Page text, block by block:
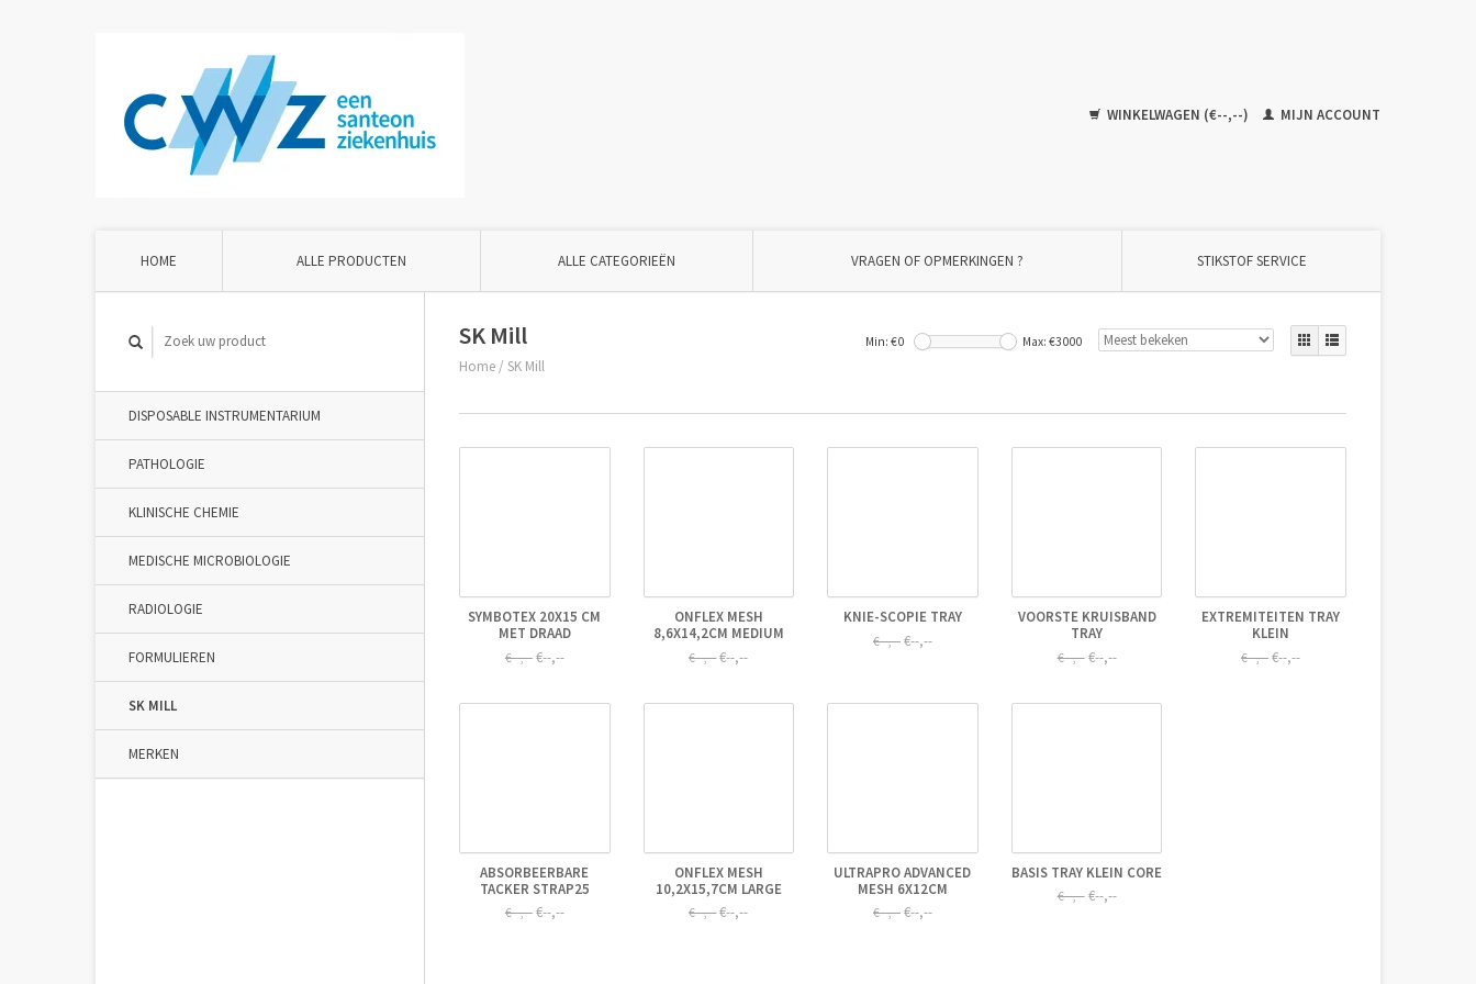
WINKELWAGEN (€--,--) MIJN ACCOUNT
HOME ALLE PRODUCTEN ALLE CATEGORIEËN VRAGEN OF OPMERKINGEN ? STIKSTOF SERVICE
DISPOSABLE INSTRUMENTARIUM
PATHOLOGIE
KLINISCHE CHEMIE
MEDISCHE MICROBIOLOGIE
RADIOLOGIE
FORMULIEREN
SK MILL
MERKEN
SK Mill
Home / SK Mill
Min: €0 Max: €3000
SYMBOTEX 20X15 CM
MET DRAAD
€--,--€--,--
ONFLEX MESH
8,6X14,2CM MEDIUM
€--,--€--,--
KNIE-SCOPIE TRAY
€--,--€--,--
VOORSTE KRUISBAND
TRAY
€--,--€--,--
EXTREMITEITEN TRAY
KLEIN
€--,-- €--,--
ABSORBEERBARE
TACKER STRAP25
€--,--€--,--
ONFLEX MESH
10,2X15,7CM LARGE
€--,--€--,--
ULTRAPRO ADVANCED
MESH 6X12CM
€--,--€--,--
BASIS TRAY KLEIN CORE
€--,--€--,--